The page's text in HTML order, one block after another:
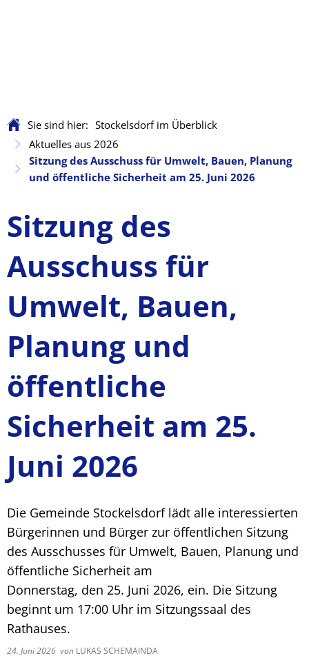
Sie sind hier: Stockelsdorf im Überblick
Aktuelles aus 2026
Sitzung des Ausschuss für Umwelt, Bauen, Planung
und öffentliche Sicherheit am 25. Juni 2026
Sitzung des
Ausschuss für
Umwelt, Bauen,
Planung und
öffentliche
Sicherheit am 25.
Juni 2026
Die Gemeinde Stockelsdorf lädt alle interessierten
Bürgerinnen und Bürger zur öffentlichen Sitzung
des Ausschusses für Umwelt, Bauen, Planung und
öffentliche Sicherheit am
Donnerstag, den 25. Juni 2026, ein. Die Sitzung
beginnt um 17:00 Uhr im Sitzungssaal des
Rathauses.
24. Juni 2026 von LUKAS SCHEMAINDA